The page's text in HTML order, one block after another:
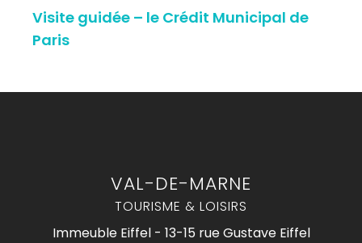
Visite guidée – le Crédit Municipal de
Paris
VAL-DE-MARNE
TOURISME & LOISIRS
Immeuble Eiffel - 13-15 rue Gustave Eiffel